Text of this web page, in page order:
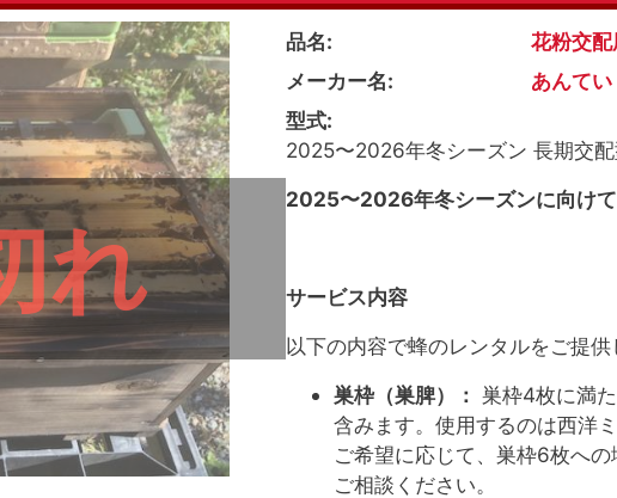
れ
品名
花粉交
メーカー名
あんてい
型式
2025〜2026年冬シーズン 長期交配
2025〜2026年冬シーズンに向け
サービス内容
以下の内容で蜂のレンタルをご提供
巣枠（巣脾）： 巣枠4枚に満
含みます。使用するのは西洋
ご希望に応じて、巣枠6枚へ
ご相談ください。